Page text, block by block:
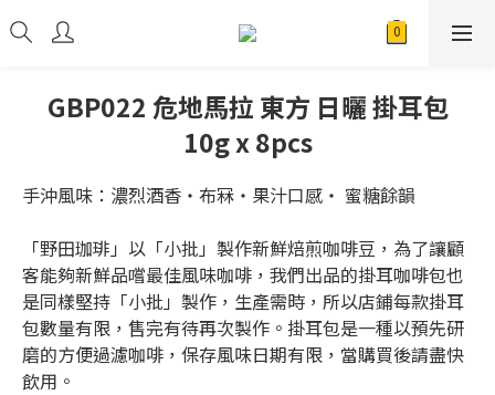
GBP022 危地馬拉 東方 日曬 掛耳包
10g x 8pcs
手沖風味：濃烈酒香・布冧・果汁口感・ 蜜糖餘韻
「野田珈琲」以「小批」製作新鮮焙煎咖啡豆，為了讓顧
客能夠新鮮品嚐最佳風味咖啡，我們出品的掛耳咖啡包也
是同樣堅持「小批」製作，生產需時，所以店鋪每款掛耳
包數量有限，售完有待再次製作。掛耳包是一種以預先研
磨的方便過濾咖啡，保存風味日期有限，當購買後請盡快
飲用。